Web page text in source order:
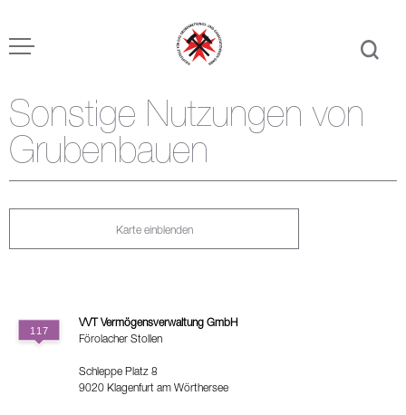
Sonstige Nutzungen von
Grubenbauen
Karte einblenden
VVT Vermögensverwaltung GmbH
Förolacher Stollen
Schleppe Platz 8
9020 Klagenfurt am Wörthersee